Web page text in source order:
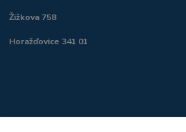
Žižkova 758
Horažďovice 341 01